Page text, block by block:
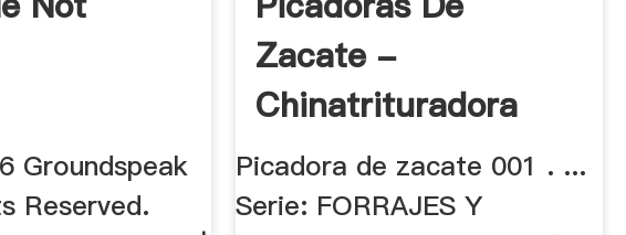
Groundspeak
Reserved.
Zacate -
Chinatrituradora
Picadora de zacate 001 . ...
Serie: FORRAJES Y